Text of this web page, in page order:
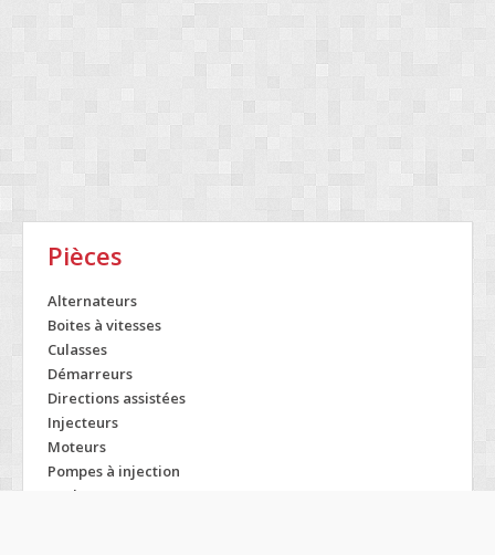
Pièces
Alternateurs
Boites à vitesses
Culasses
Démarreurs
Directions assistées
Injecteurs
Moteurs
Pompes à injection
Turbos